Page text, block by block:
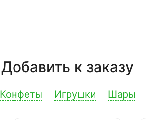
Добавить к заказу
Конфеты Игрушки Шары